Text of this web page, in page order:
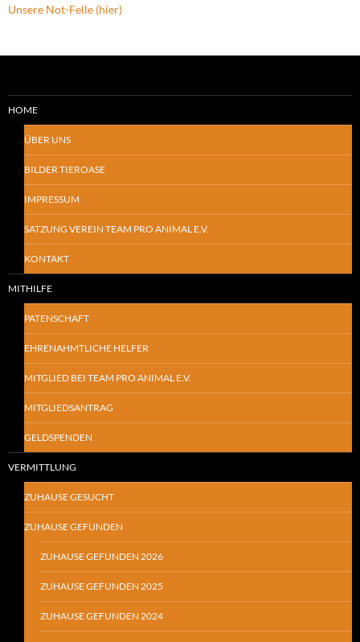
Unsere Not-Felle (hier)
HOME
ÜBER UNS
BILDER TIEROASE
IMPRESSUM
SATZUNG VEREIN TEAM PRO ANIMAL E.V.
KONTAKT
MITHILFE
PATENSCHAFT
EHRENAHMTLICHE HELFER
MITGLIED BEI TEAM PRO ANIMAL E.V.
MITGLIEDSANTRAG
GELDSPENDEN
VERMITTLUNG
ZUHAUSE GESUCHT
ZUHAUSE GEFUNDEN
ZUHAUSE GEFUNDEN 2026
ZUHAUSE GEFUNDEN 2025
ZUHAUSE GEFUNDEN 2024